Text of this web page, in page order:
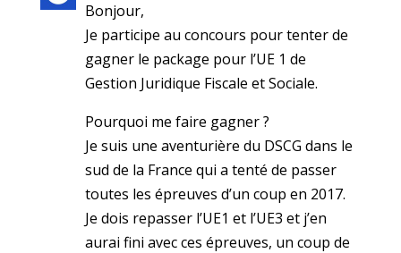
Bonjour,
Je participe au concours pour tenter de
gagner le package pour l’UE 1 de
Gestion Juridique Fiscale et Sociale.
Pourquoi me faire gagner ?
Je suis une aventurière du DSCG dans le
sud de la France qui a tenté de passer
toutes les épreuves d’un coup en 2017.
Je dois repasser l’UE1 et l’UE3 et j’en
aurai fini avec ces épreuves, un coup de